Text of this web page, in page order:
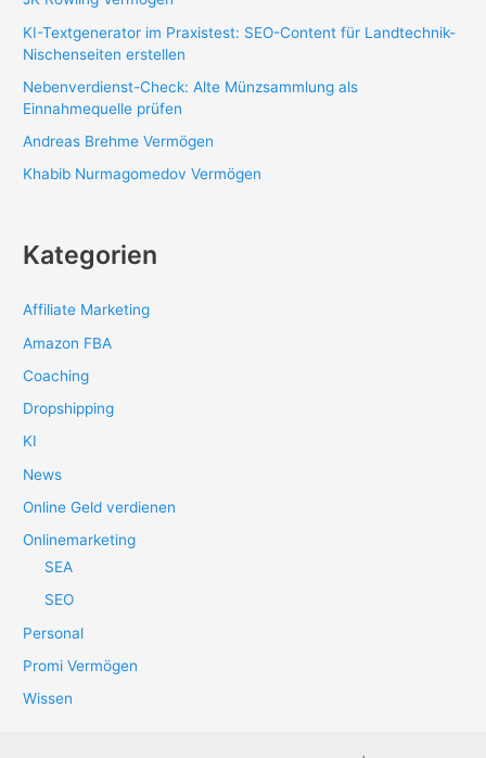
KI-Textgenerator im Praxistest: SEO-Content für Landtechnik-
Nischenseiten erstellen
Nebenverdienst-Check: Alte Münzsammlung als
Einnahmequelle prüfen
Andreas Brehme Vermögen
Khabib Nurmagomedov Vermögen
Kategorien
Affiliate Marketing
Amazon FBA
Coaching
Dropshipping
KI
News
Online Geld verdienen
Onlinemarketing
SEA
SEO
Personal
Promi Vermögen
Wissen